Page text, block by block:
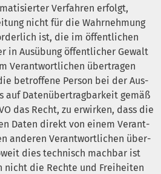
Ver­fah­ren erfolgt,
nicht für die Wahr­neh­mung
ist, die im öffent­li­chen
in Aus­übung öffent­li­cher Gewalt
Ver­ant­wort­li­chen über­tra­gen
betrof­fe­ne Per­son bei der Aus­
auf Daten­über­trag­bar­keit gemäß
das Recht, zu erwir­ken, dass die
Daten direkt von einem Ver­ant­
ande­ren Ver­ant­wort­li­chen über­
dies tech­nisch mach­bar ist
nicht die Rech­te und Frei­hei­ten